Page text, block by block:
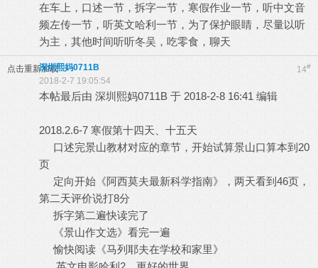
在车上，口述一节，拆字一节，寒假作业一节，听中文音
频左传一节，听英文哈利一节，为了保护眼睛，尽量以听
为主，其他时间听听冬吴，吃零食，聊天
点击重新加载 14#
深圳熙妈0711B
2018-2-7 19:05:54
本帖最后由 深圳熙妈0711B 于 2018-2-8 16:41 编辑
2018.2.6-7 寒假第十四天、十五天
口述完景山教材对应的章节，开始试算景山口算本到20
页
定向开始《阿西莫夫最新科学指南》，两天看到46页，
第二天评价说打8分
拆字第二遍快读完了
《景山作文选》看完一遍
愉快阅读《马列耶夫在学校和家里》